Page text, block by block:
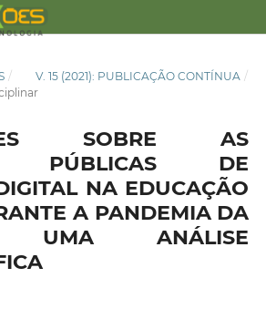
/ V. 15 (2021): PUBLICAÇÃO CONTÍNUA /
SOBRE AS
PÚBLICAS DE
NA EDUCAÇÃO
A PANDEMIA DA
UMA ANÁLISE